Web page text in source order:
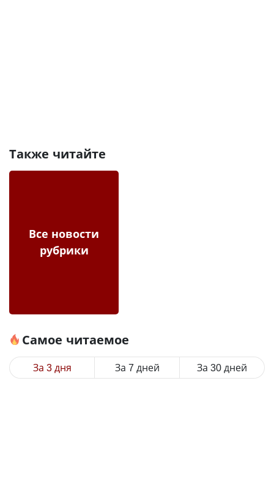
Также читайте
Все новости
рубрики
Самое читаемое
За 3 дня За 7 дней За 30 дней